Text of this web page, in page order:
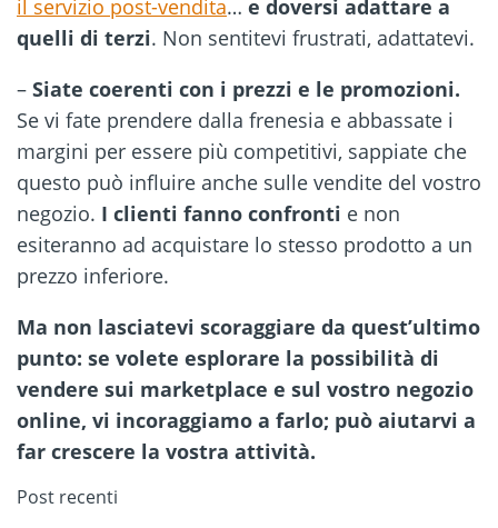
il servizio post-vendita… e doversi adattare a
quelli di terzi. Non sentitevi frustrati, adattatevi.
– Siate coerenti con i prezzi e le promozioni.
Se vi fate prendere dalla frenesia e abbassate i
margini per essere più competitivi, sappiate che
questo può influire anche sulle vendite del vostro
negozio. I clienti fanno confronti e non
esiteranno ad acquistare lo stesso prodotto a un
prezzo inferiore.
Ma non lasciatevi scoraggiare da quest’ultimo
punto: se volete esplorare la possibilità di
vendere sui marketplace e sul vostro negozio
online, vi incoraggiamo a farlo; può aiutarvi a
far crescere la vostra attività.
Post recenti